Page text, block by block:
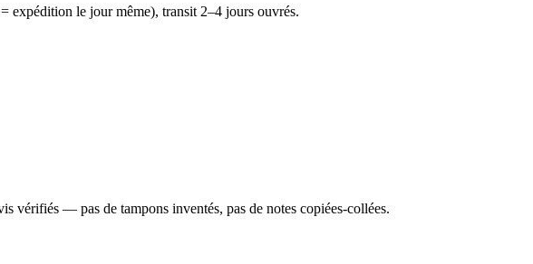
expédition le jour même), transit 2–4 jours ouvrés.
vérifiés — pas de tampons inventés, pas de notes copiées-collées.